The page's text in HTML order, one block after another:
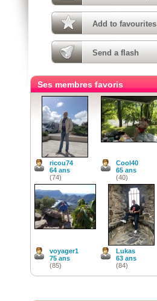
Add to favourites
Send a flash
Ses membres favoris
ricou74
64 ans
(74)
Cool40
65 ans
(40)
voyager1
75 ans
(85)
Lukas
63 ans
(84)